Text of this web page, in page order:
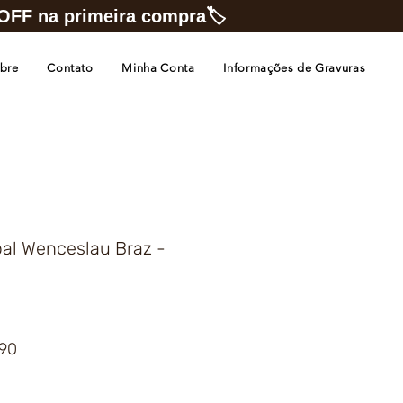
Contato Minha Conta Informações de Gravuras
OFF na primeira compra🏷️
Wenceslau Braz -